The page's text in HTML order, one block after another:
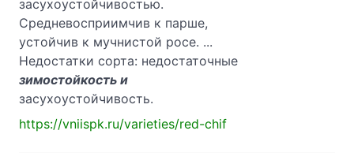
засухоустойчивостью.
Средневосприимчив к парше,
устойчив к мучнистой росе. ...
Недостатки сорта: недостаточные
зимостойкость и
засухоустойчивость.
https://vniispk.ru/varieties/red-chif